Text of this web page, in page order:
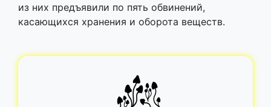
из них предъявили по пять обвинений,
касающихся хранения и оборота веществ.